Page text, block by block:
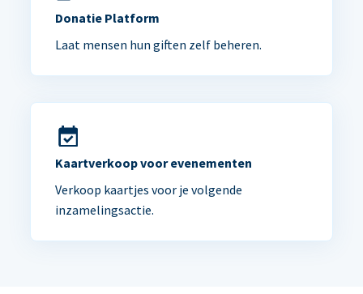
Donatie Platform
Laat mensen hun giften zelf beheren.
Kaartverkoop voor evenementen
Verkoop kaartjes voor je volgende
inzamelingsactie.